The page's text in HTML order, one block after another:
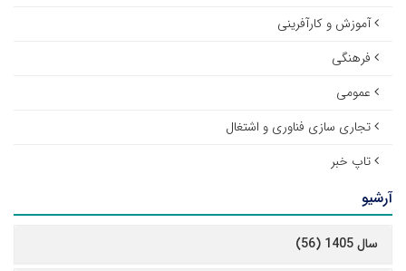
آموزش و کارآفرینی
فرهنگی
عمومی
تجاری سازی فناوری و اشتغال
تاپ خبر
آرشیو
سال 1405 (56)